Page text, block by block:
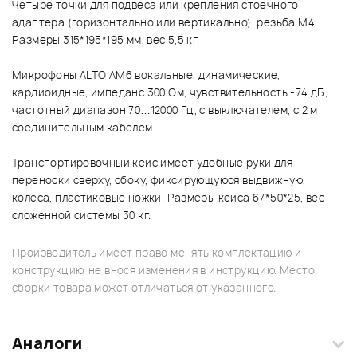
Четыре точки для подвеса или крепления стоечного
адаптера (горизонтально или вертикально), резьба М4.
Размеры 315*195*195 мм, вес 5,5 кг
Микрофоны ALTO AM6 вокальные, динамические,
кардиоидные, импеданс 300 Ом, чувствительность -74 дБ,
частотный диапазон 70…12000 Гц, с выключателем, с 2 м
соединительным кабелем.
Транспортировочный кейс имеет удобные руки для
переноски сверху, сбоку, фиксирующуюся выдвижную,
колеса, пластиковые ножки. Размеры кейса 67*50*25, вес
сложенной системы 30 кг.
Производитель имеет право менять комплектацию и
конструкцию, не внося изменения в инструкцию. Место
сборки товара может отличаться от указанного.
Аналоги